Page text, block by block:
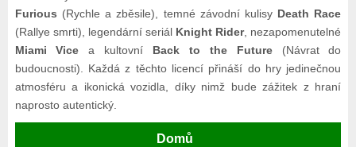
Furious (Rychle a zběsile), temné závodní kulisy Death Race
(Rallye smrti), legendární seriál Knight Rider, nezapomenutelné
Miami Vice a kultovní Back to the Future(Návrat do
budoucnosti). Každá z těchto licencí přináší do hry jedinečnou
atmosféru a ikonická vozidla, díky nimž bude zážitek z hraní
naprosto autentický.
Domů